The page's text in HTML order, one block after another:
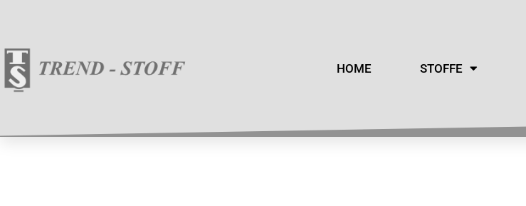
HOME STOFFE